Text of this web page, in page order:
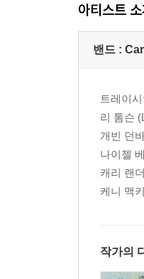
아티스트
밴드 :
트레이
리 톰슨
개빈 던
나이젤
캐리 랜
케니 맥
작가의